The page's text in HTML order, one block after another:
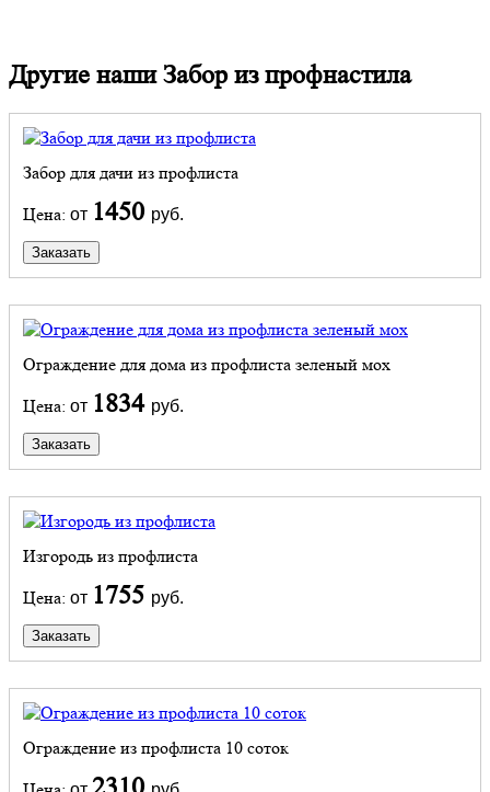
Другие наши Забор из профнастила
Забор для дачи из профлиста
Цена: от 1450 руб.
Заказать
Ограждение для дома из профлиста зеленый мох
Цена: от 1834 руб.
Заказать
Изгородь из профлиста
Цена: от 1755 руб.
Заказать
Ограждение из профлиста 10 соток